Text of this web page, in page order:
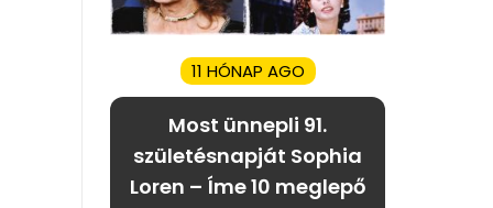
11 HÓNAP AGO
Most ünnepli 91.
születésnapját Sophia
Loren – Íme 10 meglepő